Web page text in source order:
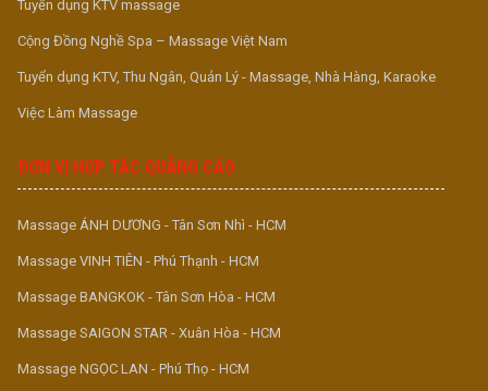
Tuyển dụng KTV massage
Cộng Đồng Nghề Spa – Massage Việt Nam
Tuyển dụng KTV, Thu Ngân, Quản Lý - Massage, Nhà Hàng, Karaoke
Việc Làm Massage
ĐƠN VỊ HỢP TÁC QUẢNG CÁO
Massage ÁNH DƯƠNG - Tân Sơn Nhì - HCM
Massage VINH TIÊN - Phú Thạnh - HCM
Massage BANGKOK - Tân Sơn Hòa - HCM
Massage SAIGON STAR - Xuân Hòa - HCM
Massage NGỌC LAN - Phú Thọ - HCM